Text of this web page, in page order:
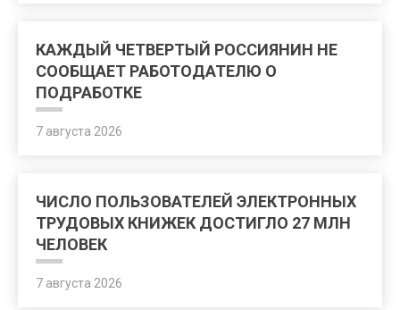
КАЖДЫЙ ЧЕТВЕРТЫЙ РОССИЯНИН НЕ
СООБЩАЕТ РАБОТОДАТЕЛЮ О
ПОДРАБОТКЕ
7 августа 2026
ЧИСЛО ПОЛЬЗОВАТЕЛЕЙ ЭЛЕКТРОННЫХ
ТРУДОВЫХ КНИЖЕК ДОСТИГЛО 27 МЛН
ЧЕЛОВЕК
7 августа 2026